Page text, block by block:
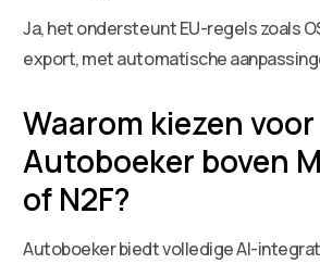
Ja, het ondersteunt EU-regels zoals
export, met automatische
Waarom kiezen voor
Autoboeker boven
of N2F?
Autoboeker biedt volledige AI-